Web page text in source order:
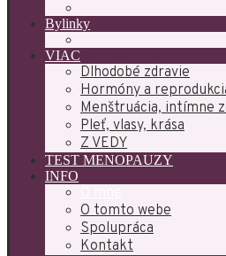
Bylinky
VIAC
Dlhodobé zdravie
Hormóny a
Menštruácia, intímne
Pleť, vlasy, krása
Z VEDY
TEST MENOPAUZY
INFO
O tomto webe
Spolupráca
Kontakt